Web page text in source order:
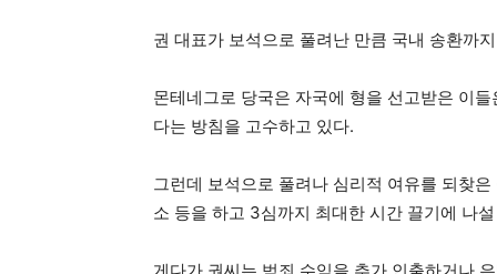
권 대표가 보석으로 풀려난 만큼 국내 송환까
몬테네그로 당국은 자국에 형을 선고받은 이
다는 방침을 고수하고 있다.
그런데 보석으로 풀려나 심리적 여유를 되찾
소 등을 하고 3심까지 최대한 시간 끌기에 나